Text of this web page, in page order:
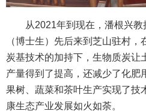
从2021年到现在，潘根兴
（博士生）先后来到芝山驻村
炭基技术的加持下，生物质炭让
产量得到了提高，还减少了化肥
果树、蔬菜和茶叶生产实现了技
康生态产业发展如火如荼。